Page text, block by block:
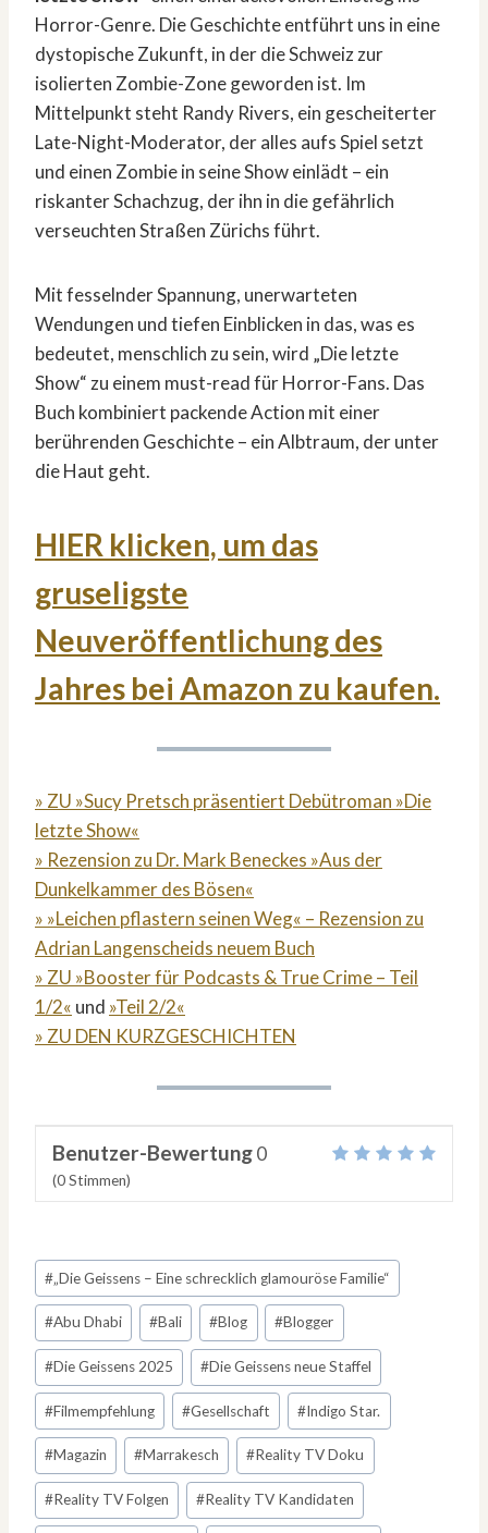
Horror-Genre. Die Geschichte entführt uns in eine
dystopische Zukunft, in der die Schweiz zur
isolierten Zombie-Zone geworden ist. Im
Mittelpunkt steht Randy Rivers, ein gescheiterter
Late-Night-Moderator, der alles aufs Spiel setzt
und einen Zombie in seine Show einlädt – ein
riskanter Schachzug, der ihn in die gefährlich
verseuchten Straßen Zürichs führt.
Mit fesselnder Spannung, unerwarteten
Wendungen und tiefen Einblicken in das, was es
bedeutet, menschlich zu sein, wird „Die letzte
Show“ zu einem must-read für Horror-Fans. Das
Buch kombiniert packende Action mit einer
berührenden Geschichte – ein Albtraum, der unter
die Haut geht.
HIER klicken, um das
gruseligste
Neuveröffentlichung des
Jahres bei Amazon zu kaufen.
» ZU »Sucy Pretsch präsentiert Debütroman »Die
letzte Show«
» Rezension zu Dr. Mark Beneckes »Aus der
Dunkelkammer des Bösen«
» »Leichen pflastern seinen Weg« – Rezension zu
Adrian Langenscheids neuem Buch
» ZU »Booster für Podcasts & True Crime – Teil
1/2« und »Teil 2/2«
» ZU DEN KURZGESCHICHTEN
Benutzer-Bewertung0
(0Stimmen)
Schlagworte:
#„Die Geissens – Eine schrecklich glamouröse Familie“
#Abu Dhabi #Bali #Blog #Blogger
#Die Geissens 2025 #Die Geissens neue Staffel
#Filmempfehlung #Gesellschaft #Indigo Star.
#Magazin #Marrakesch #Reality TV Doku
#Reality TV Folgen #Reality TV Kandidaten